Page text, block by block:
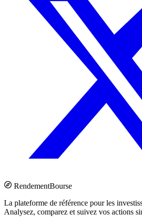
RendementBourse
La plateforme de référence pour les
Analysez, comparez et suivez vos actions